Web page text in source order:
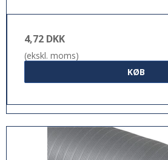
4,72 DKK
(ekskl. moms)
KØB